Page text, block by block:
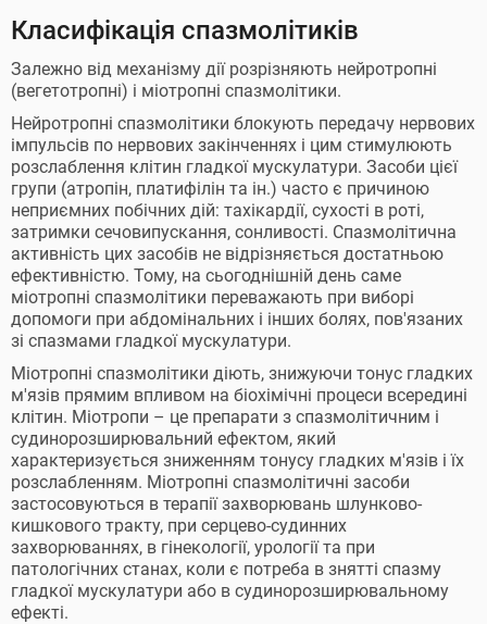
Класифікація спазмолітиків
Залежно від механізму дії розрізняють нейротропні
(вегетотропні) і міотропні спазмолітики.
Нейротропні спазмолітики блокують передачу нервових
імпульсів по нервових закінченнях і цим стимулюють
розслаблення клітин гладкої мускулатури. Засоби цієї
групи (атропін, платифілін та ін.) часто є причиною
неприємних побічних дій: тахікардії, сухості в роті,
затримки сечовипускання, сонливості. Спазмолітична
активність цих засобів не відрізняється достатньою
ефективністю. Тому, на сьогоднішній день саме
міотропні спазмолітики переважають при виборі
допомоги при абдомінальних і інших болях, пов'язаних
зі спазмами гладкої мускулатури.
Міотропні спазмолітики діють, знижуючи тонус гладких
м'язів прямим впливом на біохімічні процеси всередині
клітин. Міотропи – це препарати з спазмолітичним і
судинорозширювальний ефектом, який
характеризується зниженням тонусу гладких м'язів і їх
розслабленням. Міотропні спазмолітичні засоби
застосовуються в терапії захворювань шлунково-
кишкового тракту, при серцево-судинних
захворюваннях, в гінекології, урології та при
патологічних станах, коли є потреба в знятті спазму
гладкої мускулатури або в судинорозширювальному
ефекті.